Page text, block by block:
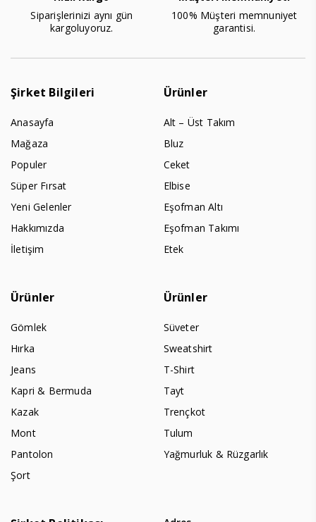
Siparişlerinizi aynı gün
kargoluyoruz.
100% Müşteri memnuniyet
garantisi.
Şirket Bilgileri
Anasayfa
Mağaza
Populer
Süper Fırsat
Yeni Gelenler
Hakkımızda
İletişim
Ürünler
Alt – Üst Takım
Bluz
Ceket
Elbise
Eşofman Altı
Eşofman Takımı
Etek
Ürünler
Gömlek
Hırka
Jeans
Kapri & Bermuda
Kazak
Mont
Pantolon
Şort
Ürünler
Süveter
Sweatshirt
T-Shirt
Tayt
Trençkot
Tulum
Yağmurluk & Rüzgarlık